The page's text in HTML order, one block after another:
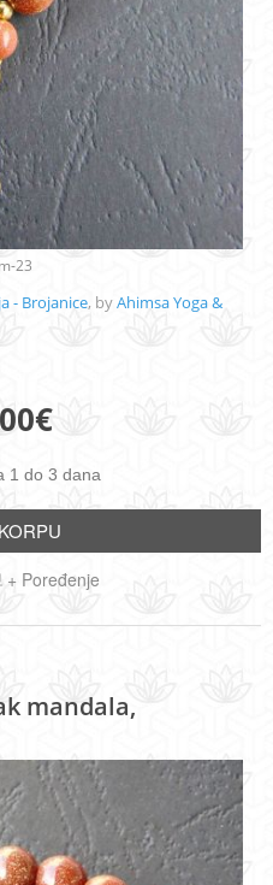
23
- Brojanice, byAhimsa Yoga &
€
1 do 3 dana
+ Poređenje
mandala,